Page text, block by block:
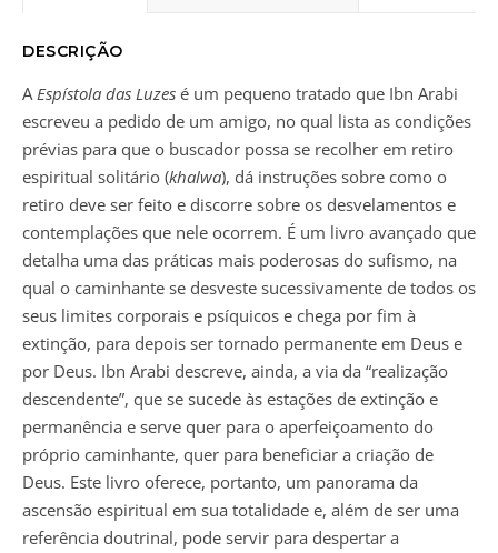
DESCRIÇÃO
AEspístola das Luzes é um pequeno tratado que Ibn Arabi
escreveu a pedido de um amigo, no qual lista as condições
prévias para que o buscador possa se recolher em retiro
espiritual solitário (khalwa), dá instruções sobre como o
retiro deve ser feito e discorre sobre os desvelamentos e
contemplações que nele ocorrem. É um livro avançado que
detalha uma das práticas mais poderosas do sufismo, na
qual o caminhante se desveste sucessivamente de todos os
seus limites corporais e psíquicos e chega por fim à
extinção, para depois ser tornado permanente em Deus e
por Deus. Ibn Arabi descreve, ainda, a via da “realização
descendente”, que se sucede às estações de extinção e
permanência e serve quer para o aperfeiçoamento do
próprio caminhante, quer para beneficiar a criação de
Deus. Este livro oferece, portanto, um panorama da
ascensão espiritual em sua totalidade e, além de ser uma
referência doutrinal, pode servir para despertar a